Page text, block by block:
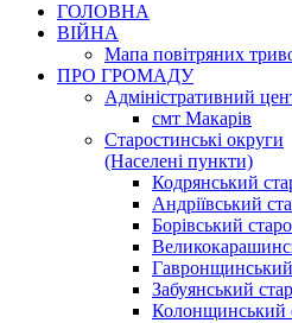
ГОЛОВНА
ВІЙНА
Мапа повітряних
ПРО ГРОМАДУ
Aдміністративний
смт Макарів
Старостинські округи
(Населені пункти)
Кодрянський
Андріївський
Борівський
Забуянський
Колонщинський